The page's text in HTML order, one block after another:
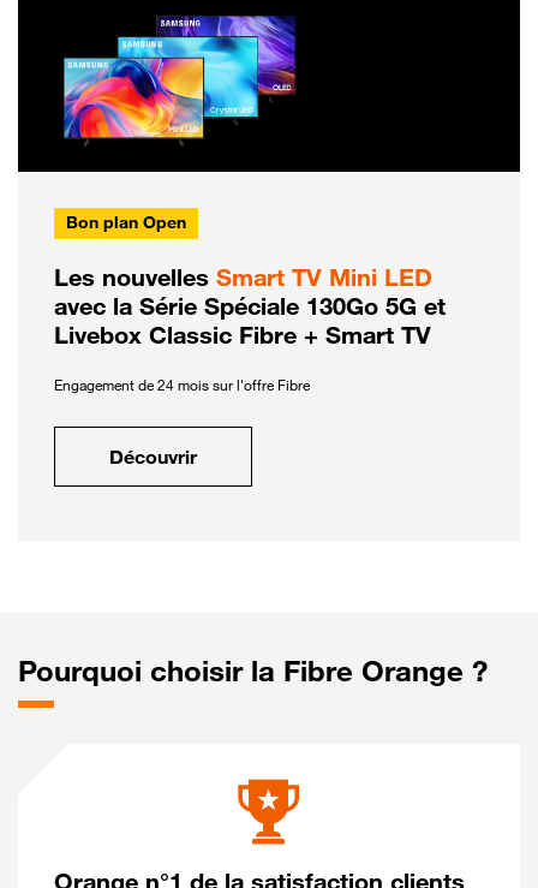
Bon plan Open
Les nouvelles Smart TV Mini LED
avec la Série Spéciale 130Go 5G et
Livebox Classic Fibre + Smart TV
Engagement de 24 mois sur l'offre Fibre
Découvrir
Pourquoi choisir la Fibre Orange ?